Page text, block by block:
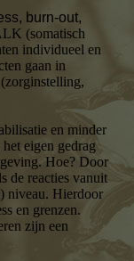
burn-out,
(somatisch
individueel en
gaan in
en minder
eigen gedrag
Hoe? Door
de reacties vanuit
niveau. Hierdoor
en grenzen.
zijn een